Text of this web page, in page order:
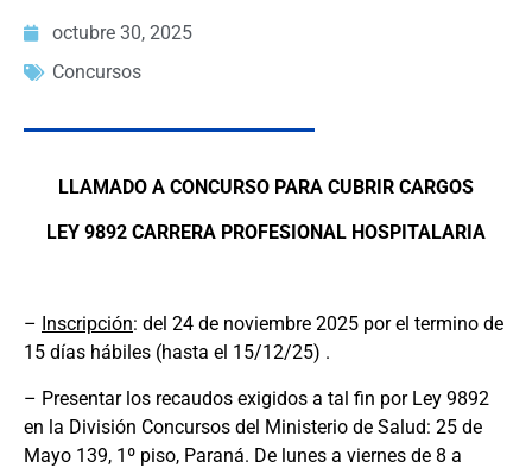
octubre 30, 2025
Concursos
LLAMADO A CONCURSO PARA CUBRIR CARGOS
LEY 9892 CARRERA PROFESIONAL HOSPITALARIA
– Inscripción: del 24 de noviembre 2025 por el termino de
15 días hábiles (hasta el 15/12/25) .
– Presentar los recaudos exigidos a tal fin por Ley 9892
en la División Concursos del Ministerio de Salud: 25 de
Mayo 139, 1º piso, Paraná. De lunes a viernes de 8 a